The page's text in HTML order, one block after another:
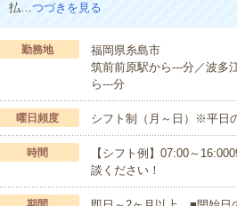
払…つづきを見る
勤務地
福岡県糸島市
筑前前原駅から---分／波多
ら---分
曜日頻度 シフト制（月～日）※平日
時間
【シフト例】07:00～
談ください！